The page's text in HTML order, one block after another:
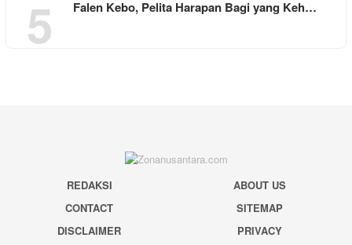
5 Falen Kebo, Pelita Harapan Bagi yang Keh…
REDAKSI
ABOUT US
CONTACT
SITEMAP
DISCLAIMER
PRIVACY